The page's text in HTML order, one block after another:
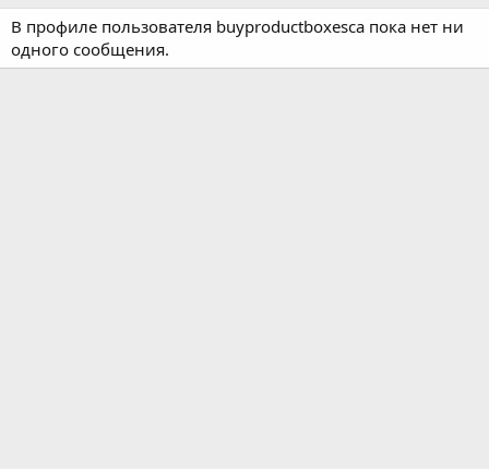
В профиле пользователя buyproductboxesca пока нет ни
одного сообщения.